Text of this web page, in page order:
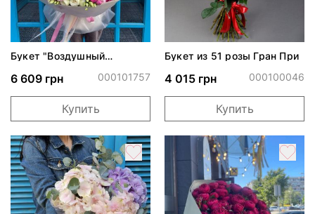
Букет "Воздушный
6 609 грн 000101757
Купить
Букет из 51 розы Гран При
4 015 грн 000100046
Купить